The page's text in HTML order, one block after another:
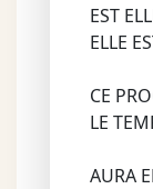
EST
ELLE
CE
LE
AURA